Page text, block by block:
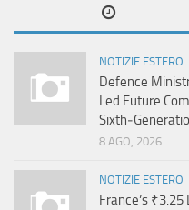
NOTIZIE ESTERO
Defence
Led Future
8 AGO, 2026
NOTIZIE ESTERO
France’s